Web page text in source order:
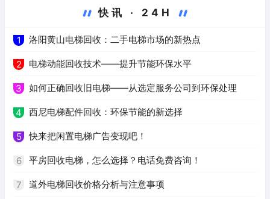
快讯 · 24H
1 洛阳黄山电梯回收：二手电梯市场的新热点
2 电梯动能回收技术——提升节能环保水平
3 如何正确回收旧电梯——从选定服务公司到环保处理
4 西尼电梯配件回收：环保节能的新选择
5 快来把闲置电梯广告变现吧！
6 平房回收电梯，怎么选择？电话免费咨询！
7 道外电梯回收价格分析与注意事项